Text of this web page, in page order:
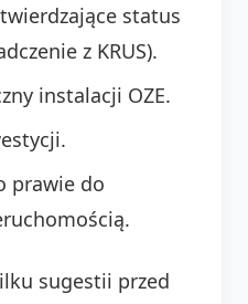
status
z KRUS).
instalacji OZE.
prawie do
sugestii przed